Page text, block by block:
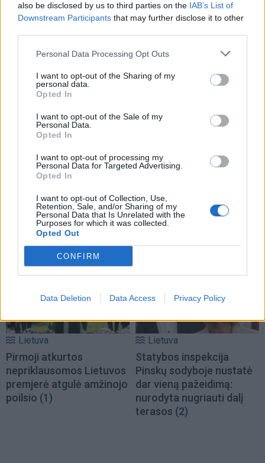
also be disclosed by us to third parties on the IAB’s List of
Downstream Participants that may further disclose it to other
Personal Data Processing Opt Outs
I want to opt-out of the Sharing of my
personal data.
Opted In
I want to opt-out of the Sale of my
Personal Data.
Opted In
I want to opt-out of processing my
Personal Data for Targeted Advertising.
Opted In
I want to opt-out of Collection, Use,
Retention, Sale, and/or Sharing of my
Personal Data that Is Unrelated with the
Purposes for which it was collected.
Opted Out
CONFIRM
Data Deletion Data Access Privacy Policy
Lietuva
Ugniagesiai: dėl audros
nuverstų medžių į
iškvietimus vykome 49
Lietuva
Varėnos rajoną ir vėl
talžė audra, nuvirtę
medžiai užtvėrė kelius
Lietuva
Premjeras: nėra
indikacijų, kad reikia
mažinti dyzelino akcizą –
kaina turi viršyti 2,2 euro
už litrą(2)
Lietuva
ramina visuomenę dėl
galimų Rusijos planų:
piliečiams nereikėtų
Lietuva
Pirmoji atkurtos
nepriklausomos Lietuvos
premjerė atgulė amžinojo
poilsio (1)
Lietuva
Statybos inspekcija
Pinskų sodyboje nustatė
dar vieną pažeidimą:
nurodyta nugriauti dalį
terasos (2)